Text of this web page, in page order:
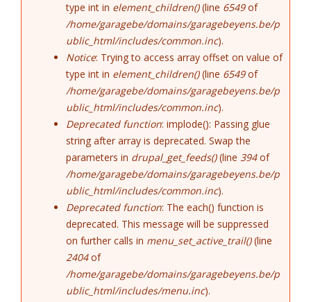
type int in element_children()(line 6549of
/home/garagebe/domains/garagebeyens.be/p
ublic_html/includes/common.inc).
Notice: Trying to access array offset on value of
type int in element_children()(line 6549of
/home/garagebe/domains/garagebeyens.be/p
ublic_html/includes/common.inc).
Deprecated function: implode(): Passing glue
string after array is deprecated. Swap the
parameters in drupal_get_feeds()(line 394of
/home/garagebe/domains/garagebeyens.be/p
ublic_html/includes/common.inc).
Deprecated function: The each() function is
deprecated. This message will be suppressed
on further calls in menu_set_active_trail()(line
2404of
/home/garagebe/domains/garagebeyens.be/p
ublic_html/includes/menu.inc).